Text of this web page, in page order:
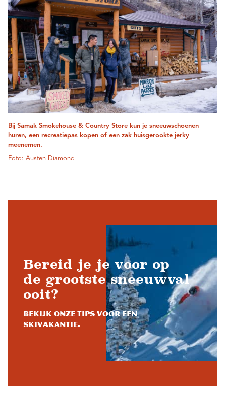
Bij Samak Smokehouse & Country Store kun je sneeuwschoenen
huren, een recreatiepas kopen of een zak huisgerookte jerky
meenemen.
Foto: Austen Diamond
Bereid je je voor op
de grootste sneeuwval
ooit?
Bekijk onze tips voor een
skivakantie.